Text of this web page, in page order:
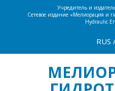
Учредитель и
Сетевое издание «Мелиорация и
Hydraulic
RUS